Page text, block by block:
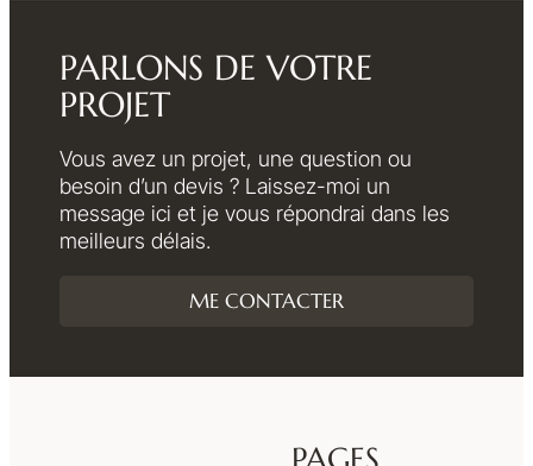
PARLONS DE VOTRE
PROJET
Vous avez un projet, une question ou
besoin d’un devis ? Laissez-moi un
message ici et je vous répondrai dans les
meilleurs délais.
ME CONTACTER